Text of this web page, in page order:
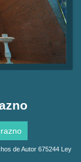
de Autor 675244 Ley